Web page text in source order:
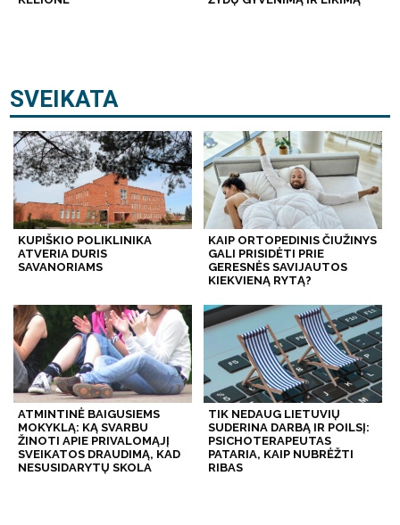
SVEIKATA
KUPIŠKIO POLIKLINIKA
ATVERIA DURIS
SAVANORIAMS
KAIP ORTOPEDINIS ČIUŽINYS
GALI PRISIDĖTI PRIE
GERESNĖS SAVIJAUTOS
KIEKVIENĄ RYTĄ?
ATMINTINĖ BAIGUSIEMS
MOKYKLĄ: KĄ SVARBU
ŽINOTI APIE PRIVALOMĄJĮ
SVEIKATOS DRAUDIMĄ, KAD
NESUSIDARYTŲ SKOLA
TIK NEDAUG LIETUVIŲ
SUDERINA DARBĄ IR POILSĮ:
PSICHOTERAPEUTAS
PATARIA, KAIP NUBRĖŽTI
RIBAS